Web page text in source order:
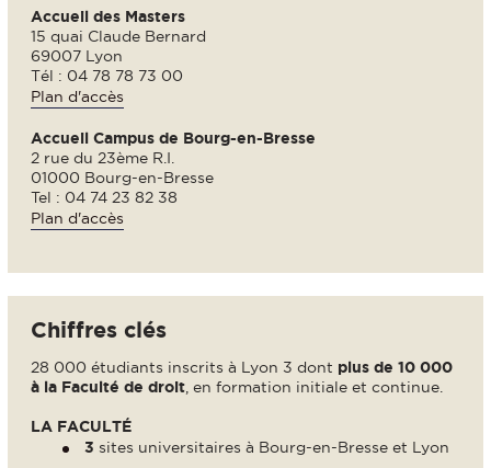
Accueil des Masters
15 quai Claude Bernard
69007 Lyon
Tél : 04 78 78 73 00
Plan d'accès
Accueil Campus de Bourg-en-Bresse
2 rue du 23ème R.I.
01000 Bourg-en-Bresse
Tel : 04 74 23 82 38
Plan d'accès
Chiffres clés
28 000 étudiants inscrits à Lyon 3 dont plus de 10 000
à la Faculté de droit , en formation initiale et continue.
LA FACULTÉ
3 sites universitaires à Bourg-en-Bresse et Lyon